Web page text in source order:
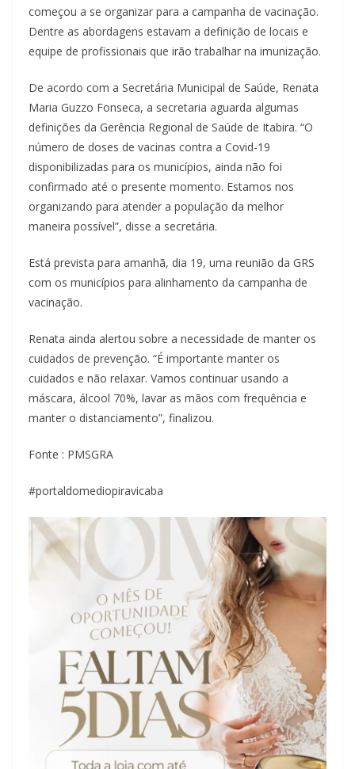
começou a se organizar para a campanha de vacinação.
Dentre as abordagens estavam a definição de locais e
equipe de profissionais que irão trabalhar na imunização.
De acordo com a Secretária Municipal de Saúde, Renata
Maria Guzzo Fonseca, a secretaria aguarda algumas
definições da Gerência Regional de Saúde de Itabira. “O
número de doses de vacinas contra a Covid-19
disponibilizadas para os municípios, ainda não foi
confirmado até o presente momento. Estamos nos
organizando para atender a população da melhor
maneira possível”, disse a secretária.
Está prevista para amanhã, dia 19, uma reunião da GRS
com os municípios para alinhamento da campanha de
vacinação.
Renata ainda alertou sobre a necessidade de manter os
cuidados de prevenção. “É importante manter os
cuidados e não relaxar. Vamos continuar usando a
máscara, álcool 70%, lavar as mãos com frequência e
manter o distanciamento”, finalizou.
Fonte : PMSGRA
#portaldomediopiravicaba